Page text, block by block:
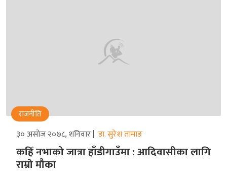
राजनीति
३० असोज २०७८, शनिवार डा. सुरेश तामाङ
कहिँ नभाको जात्रा हाँडीगाउँमा : आदिवासीका लागि
राम्रो मौका